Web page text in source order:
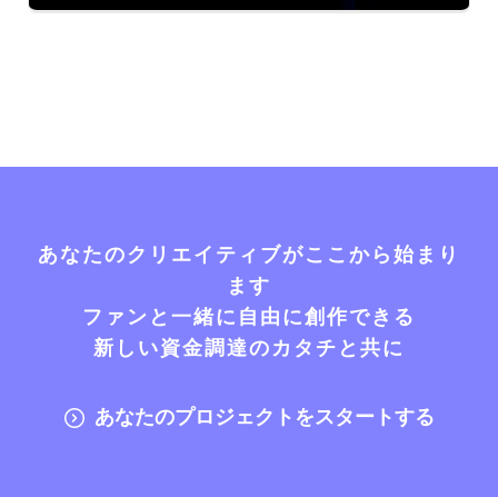
あなたのクリエイティブがここから始まり
ます
ファンと一緒に自由に創作できる
新しい資金調達のカタチと共に
あなたのプロジェクトをスタートする